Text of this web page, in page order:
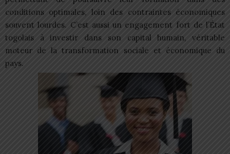
conditions optimales, loin des contraintes économiques
souvent lourdes. C’est aussi un engagement fort de l’État
togolais à investir dans son capital humain, véritable
moteur de la transformation sociale et économique du
pays.